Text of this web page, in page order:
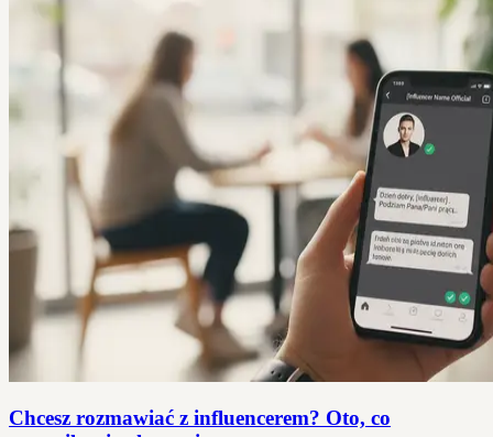
Chcesz rozmawiać z influencerem? Oto, co